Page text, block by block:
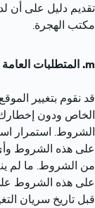
تقديم دليل على أن
مكتب الهجرة.
المتطلبات العامة
قد نقوم بتغيير
الخاص ودون
الشروط. استمرار
على هذه الشروط
من الشروط. ما لم
على هذه الشروط
قبل تاريخ سريان